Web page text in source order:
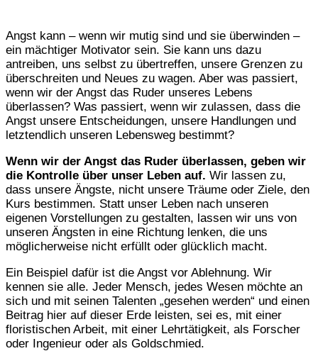
Angst kann – wenn wir mutig sind und sie überwinden –
ein mächtiger Motivator sein. Sie kann uns dazu
antreiben, uns selbst zu übertreffen, unsere Grenzen zu
überschreiten und Neues zu wagen. Aber was passiert,
wenn wir der Angst das Ruder unseres Lebens
überlassen? Was passiert, wenn wir zulassen, dass die
Angst unsere Entscheidungen, unsere Handlungen und
letztendlich unseren Lebensweg bestimmt?
Wenn wir der Angst das Ruder überlassen, geben wir
die Kontrolle über unser Leben auf. Wir lassen zu,
dass unsere Ängste, nicht unsere Träume oder Ziele, den
Kurs bestimmen. Statt unser Leben nach unseren
eigenen Vorstellungen zu gestalten, lassen wir uns von
unseren Ängsten in eine Richtung lenken, die uns
möglicherweise nicht erfüllt oder glücklich macht.
Ein Beispiel dafür ist die Angst vor Ablehnung. Wir
kennen sie alle. Jeder Mensch, jedes Wesen möchte an
sich und mit seinen Talenten „gesehen werden“ und einen
Beitrag hier auf dieser Erde leisten, sei es, mit einer
floristischen Arbeit, mit einer Lehrtätigkeit, als Forscher
oder Ingenieur oder als Goldschmied.